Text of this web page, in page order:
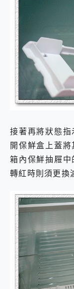
接著再將狀態
開保鮮盒上蓋
箱內保鮮抽屜
轉紅時則須更換